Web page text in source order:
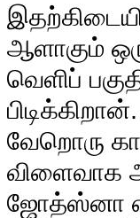
ஆளாகும்
வெளிப்
வேறொரு
விளைவாக
ஜோத்ஸ்னா